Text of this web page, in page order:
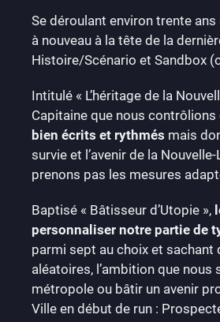
Se déroulant environ trente
à nouveau à la tête de la
Histoire/Scénario et Sandbox
Intitulé « L’héritage de la
Capitaine que nous
bien écrits et rythmés mais
survie et l’avenir de la
prenons pas les mesures
Baptisé « Bâtisseur d’Utopie »,
personnaliser notre partie de
parmi sept au choix et sachant
aléatoires, l’ambition que nous
métropole ou bâtir un avenir
Ville en début de run :